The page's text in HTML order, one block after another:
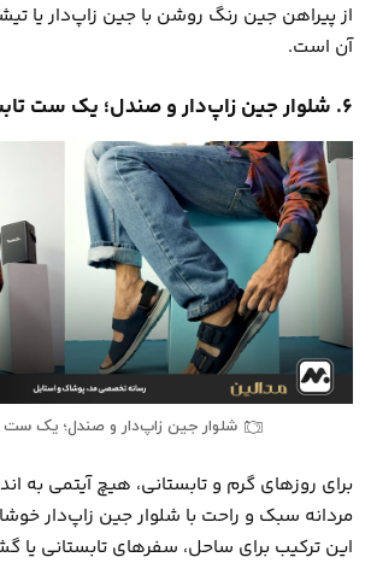
از پیراهن جین رنگ روشن با جین زاپ‌دار یا
آن است.
۶. شلوار جین زاپ‌دار و صندل؛ یک ست تابستانی
شلوار جین زاپ‌دار و صندل؛ یک ست
برای روزهای گرم و تابستانی، هیچ آیتمی به
مردانه سبک و راحت با شلوار جین زاپ‌دار
این ترکیب برای ساحل، سفرهای تابستانی یا